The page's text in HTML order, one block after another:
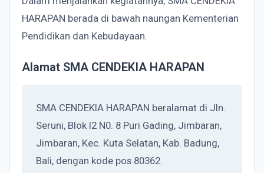
HARAPAN berada di bawah naungan Kementerian
Pendidikan dan Kebudayaan.
Alamat SMA CENDEKIA HARAPAN
SMA CENDEKIA HARAPAN beralamat di Jln.
Seruni, Blok I2 N0. 8 Puri Gading, Jimbaran,
Jimbaran, Kec. Kuta Selatan, Kab. Badung,
Bali, dengan kode pos 80362.